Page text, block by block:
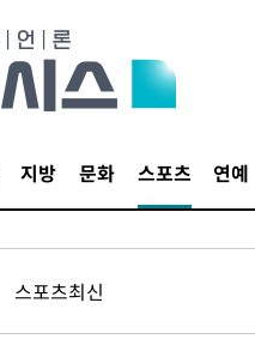
지방 문화 스포츠 연예
스포츠최신